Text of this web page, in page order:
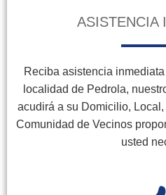
ASISTENCIA
Reciba asistencia
localidad de Pedrola,
acudirá a su Domicilio,
Comunidad de Vecinos
usted